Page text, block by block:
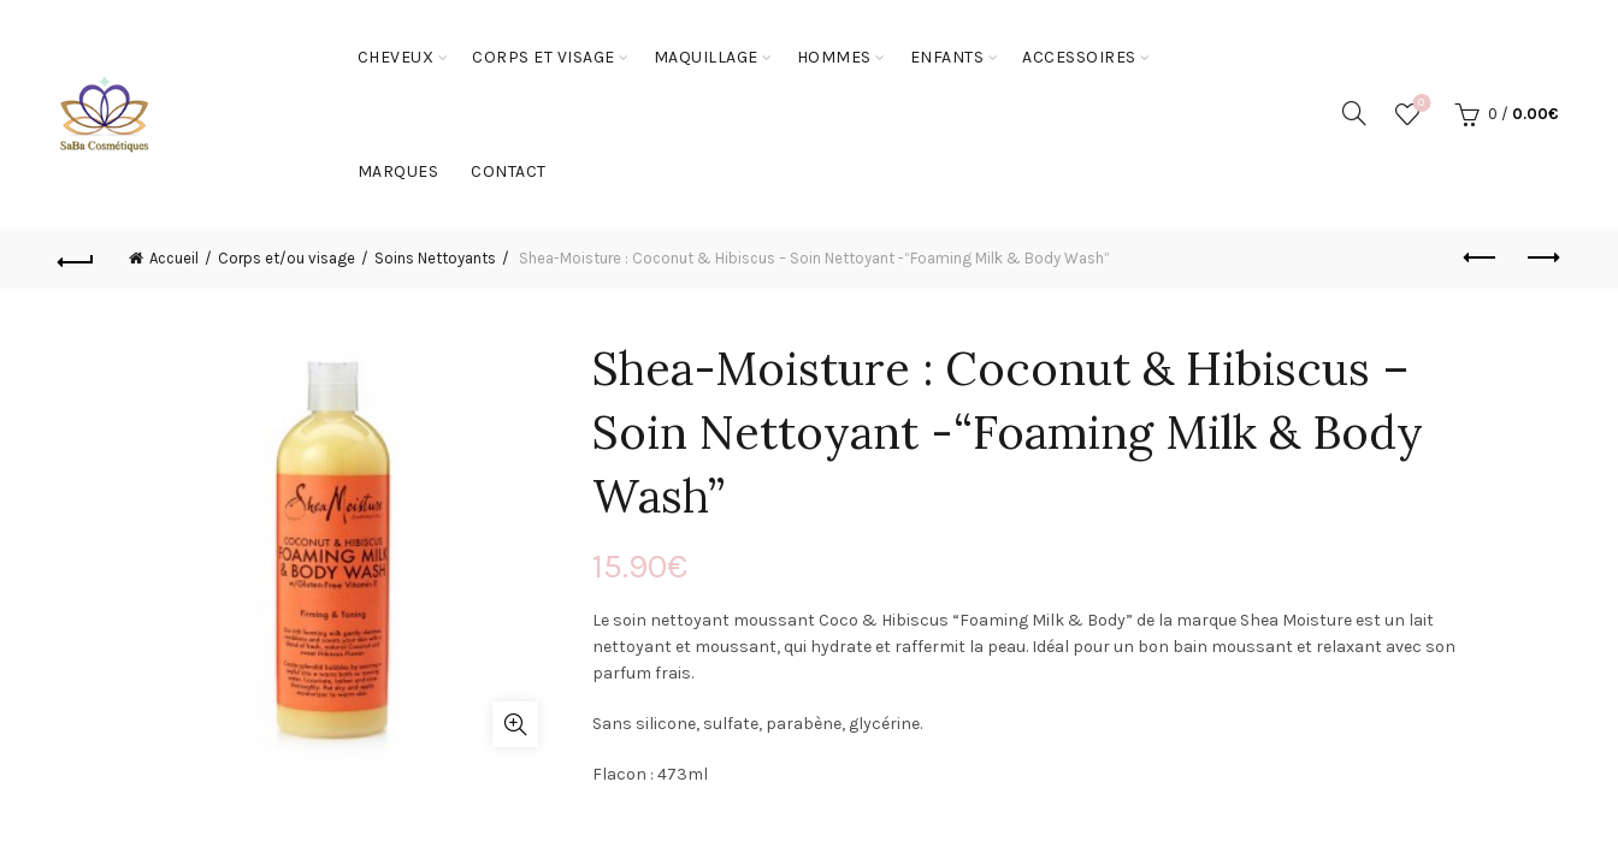
CHEVEUX CORPS ET VISAGE MAQUILLAGE HOMMES ENFANTS ACCESSOIRES
MARQUES CONTACT
0
0 / 0.00€
Accueil Corps et/ou visage Soins Nettoyants Shea-Moisture : Coconut & Hibiscus – Soin Nettoyant -“Foaming Milk & Body Wash”
Shea-Moisture : Coconut & Hibiscus –
Soin Nettoyant -“Foaming Milk & Body
Wash”
15.90€
Le soin nettoyant moussant Coco & Hibiscus “Foaming Milk & Body” de la marque Shea Moisture est un lait
nettoyant et moussant, qui hydrate et raffermit la peau. Idéal pour un bon bain moussant et relaxant avec son
parfum frais.
Sans silicone, sulfate, parabène, glycérine.
Flacon : 473ml